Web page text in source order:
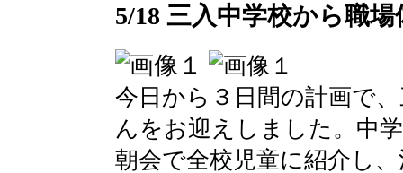
5/18 三入中学校から職
今日から３日間の計画で
んをお迎えしました。中
朝会で全校児童に紹介し